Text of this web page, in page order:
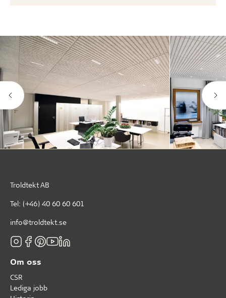
Troldtekt AB
Tel: (+46) 40 60 60 601
info@troldtekt.se
Om oss
CSR
Lediga jobb